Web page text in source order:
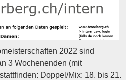
2022 sind
3 Wochenenden (mit
Doppel/Mix: 18. bis 21.